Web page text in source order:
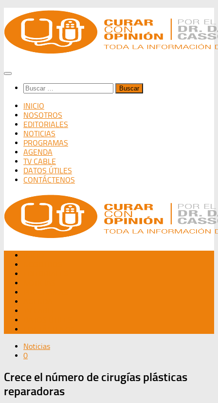
al
contenido
Buscar:
INICIO
NOSOTROS
EDITORIALES
NOTICIAS
PROGRAMAS
AGENDA
TV CABLE
DATOS ÚTILES
CONTÁCTENOS
Noticias
0
Crece el número de cirugías plásticas
reparadoras